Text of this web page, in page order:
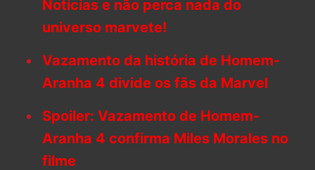
Notícias e não perca nada do
universo marvete!
Vazamento da história de Homem-
Aranha 4 divide os fãs da Marvel
Spoiler: Vazamento de Homem-
Aranha 4 confirma Miles Morales no
filme